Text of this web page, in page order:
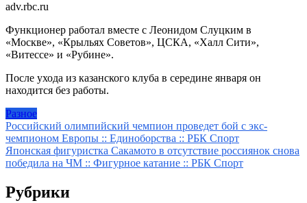
adv.rbc.ru
Функционер работал вместе с Леонидом Слуцким в
«Москве», «Крыльях Советов», ЦСКА, «Халл Сити»,
«Витессе» и «Рубине».
После ухода из казанского клуба в середине января он
находится без работы.
Разное
Навигация
по
записям
Российский олимпийский чемпион проведет бой с экс-
чемпионом Европы :: Единоборства :: РБК Спорт
Японская фигуристка Сакамото в отсутствие россиянок снова
победила на ЧМ :: Фигурное катание :: РБК Спорт
Рубрики